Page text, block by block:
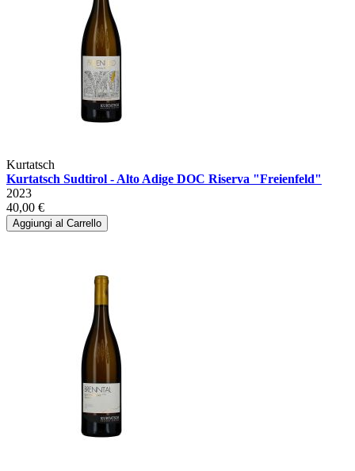
Kurtatsch
Kurtatsch Sudtirol - Alto Adige DOC Riserva "Freienfeld"
2023
40,00 €
Aggiungi al Carrello